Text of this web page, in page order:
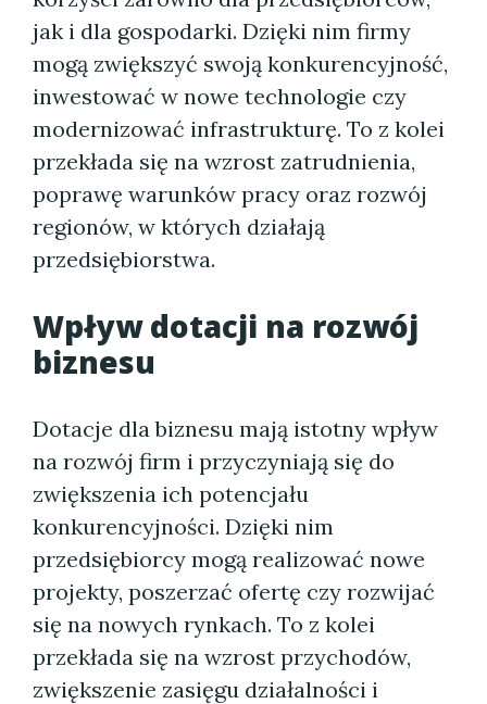
jak i dla gospodarki. Dzięki nim firmy
mogą zwiększyć swoją konkurencyjność,
inwestować w nowe technologie czy
modernizować infrastrukturę. To z kolei
przekłada się na wzrost zatrudnienia,
poprawę warunków pracy oraz rozwój
regionów, w których działają
przedsiębiorstwa.
Wpływ dotacji na rozwój
biznesu
Dotacje dla biznesu mają istotny wpływ
na rozwój firm i przyczyniają się do
zwiększenia ich potencjału
konkurencyjności. Dzięki nim
przedsiębiorcy mogą realizować nowe
projekty, poszerzać ofertę czy rozwijać
się na nowych rynkach. To z kolei
przekłada się na wzrost przychodów,
zwiększenie zasięgu działalności i